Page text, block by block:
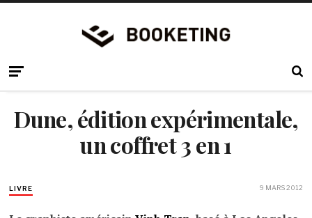
Dune, édition expérimentale,
un coffret 3 en 1
LIVRE 9 MARS 2012